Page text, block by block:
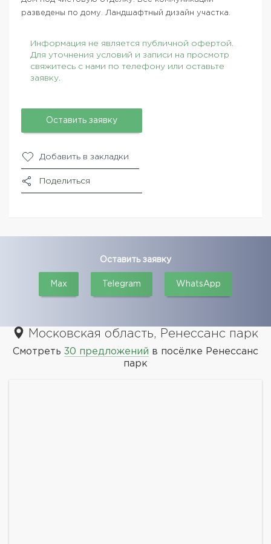
разведены по дому. Ландшафтный дизайн участка.
Информация не является публичной офертой.
Для уточнения условий и записи на просмотр
свяжитесь с нами по телефону или оставьте
заявку.
Оставить заявку
Добавить в закладки
Поделиться
Оставить заявку
Max Telegram WhatsApp
Московская область, Ренессанс парк
Смотреть 30 предложений в посёлке Ренессанс
парк